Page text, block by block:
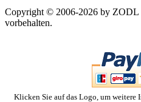
Copyright © 2006-2026 by
vorbehalten.
Klicken Sie auf das Logo, um weitere